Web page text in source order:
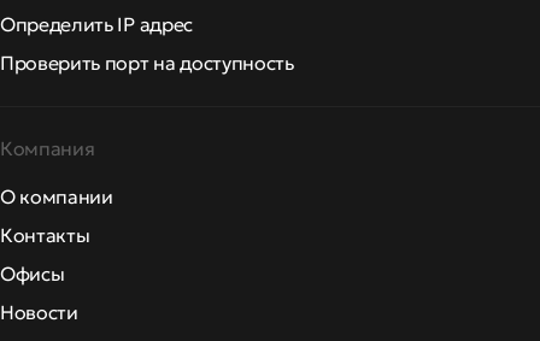
Определить IP адрес
Проверить порт на доступность
Компания
О компании
Контакты
Офисы
Новости